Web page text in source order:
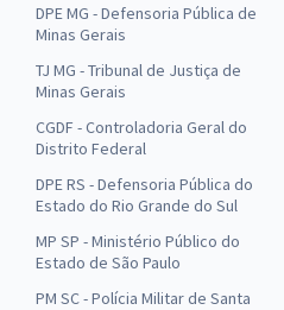
DPE MG - Defensoria Pública de
Minas Gerais
TJ MG - Tribunal de Justiça de
Minas Gerais
CGDF - Controladoria Geral do
Distrito Federal
DPE RS - Defensoria Pública do
Estado do Rio Grande do Sul
MP SP - Ministério Público do
Estado de São Paulo
PM SC - Polícia Militar de Santa